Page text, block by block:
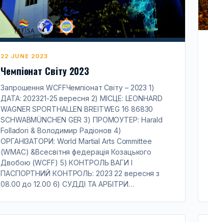
22 JUNE 2023
Чемпіонат Світу 2023
Запрошення WCFFЧемпіонат Світу – 2023 1)
ДАТА: 202321-25 вересня 2) МІСЦЕ: LEONHARD
WAGNER SPORTHALLEN BREITWEG 16 86830
SCHWABMÜNCHEN GER 3) ПРОМОУТЕР: Harald
Folladori & Володимир Радіонов 4)
ОРГАНІЗАТОРИ: World Martial Arts Committee
(WMAC) &Всесвітня федерація Козацького
Двобою (WCFF) 5) КОНТРОЛЬ ВАГИ І
ПАСПОРТНИЙ КОНТРОЛЬ: 2023 22 вересня з
08.00 до 12.00 6) СУДДІ ТА АРБІТРИ…